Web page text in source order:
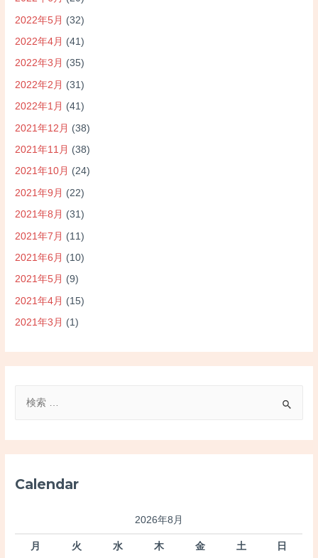
2022年5月 (32)
2022年4月 (41)
2022年3月 (35)
2022年2月 (31)
2022年1月 (41)
2021年12月 (38)
2021年11月 (38)
2021年10月 (24)
2021年9月 (22)
2021年8月 (31)
2021年7月 (11)
2021年6月 (10)
2021年5月 (9)
2021年4月 (15)
2021年3月 (1)
象
Calendar
2026年8月
月 火 水 木 金 土 日